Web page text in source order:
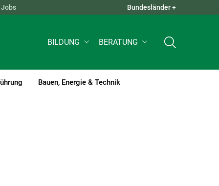
QUICK LINKS +
Jobs Bundesländer +
BILDUNG BERATUNG
Bauen, Energie & Technik